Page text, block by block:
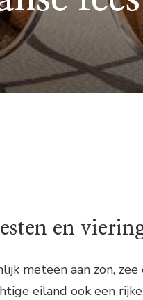
en
meteen aan zon, zee
eiland ook een